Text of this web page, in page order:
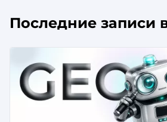
Последние записи